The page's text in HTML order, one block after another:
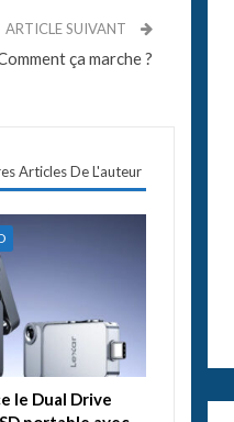
ARTICLE SUIVANT
ça marche ?
Articles De L'auteur
le Dual Drive